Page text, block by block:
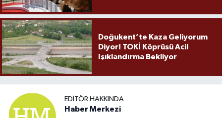
Doğukent’te Kaza Geliyorum
Diyor! TOKİ Köprüsü Acil
Işıklandırma Bekliyor
EDITÖR HAKKINDA
Haber Merkezi